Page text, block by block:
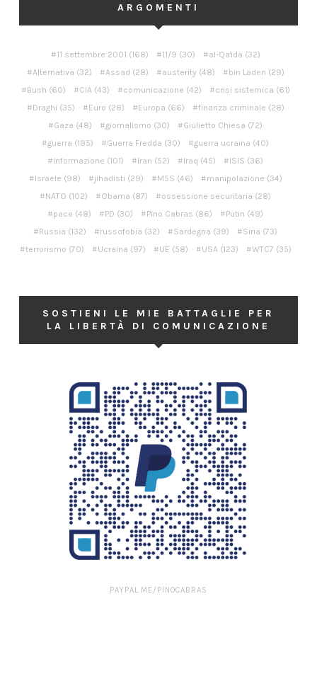
ARGOMENTI
11 settembre 2001 (168) 11/9 (30) al-Qa'ida (32)
Alternativa (32) Assad (28) austerity (48) bin Laden (29)
Bush (60) CIA(43) comunicazione (42) crisi sistemica (61)
Draghi (35) Euro (28) Europa (66) finanza criminale (28)
Gaza (48) giornalismo (30) Giulietto Chiesa (72)
guerra (195) Guerra Fredda (30) guerra ucraina (40)
informazione (101) Iran (52) Iraq (45) ISIS (36)
Israele (98) jihadisti (29) M5S (46) manipolazione (34)
NATO (102) Obama (87) ossessione securitaria (28)
pace (48) PD (30) Pino Cabras (86) Putin (49)
Russia (132) russofobia (32) Sardegna (39) Siria (73)
terrorismo (70) Ucraina (97) UE (58) USA(123) WTC7 (35)
SOSTIENI LE MIE BATTAGLIE PER
LA LIBERTÀ DI COMUNICAZIONE
PAYPAL.ME/PINOCABRAS